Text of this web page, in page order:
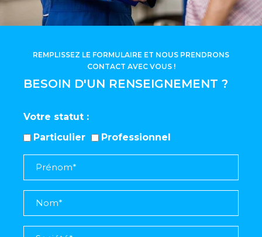
BESOIN D'UN RENSEIGNEMENT ?
REMPLISSEZ LE FORMULAIRE ET NOUS PRENDRONS
CONTACT AVEC VOUS !
Votre statut
Particulier
Professionnel